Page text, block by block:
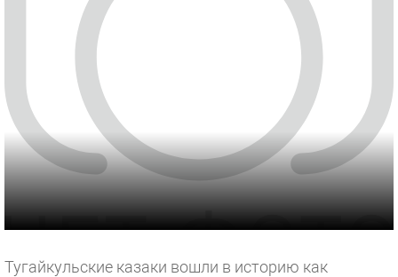
Тугайкульские казаки вошли в историю как